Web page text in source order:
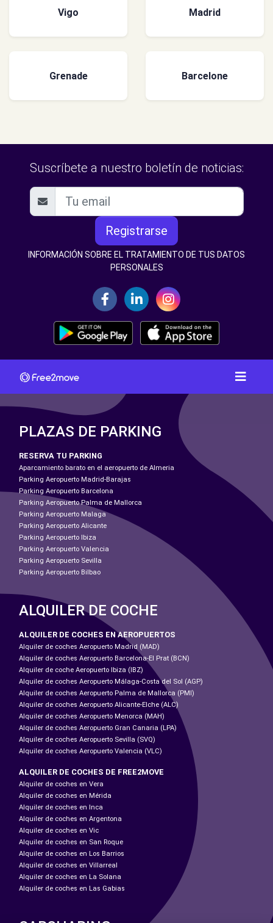
Vigo Madrid
Grenade Barcelone
Suscríbete a nuestro boletín de noticias:
Registrarse
INFORMACIÓN SOBRE EL TRATAMIENTO DE TUS DATOS
PERSONALES
PLAZAS DE PARKING
RESERVA TU PARKING
Aparcamiento barato en el aeropuerto de Almeria
Parking Aeropuerto Madrid-Barajas
Parking Aeropuerto Barcelona
Parking Aeropuerto Palma de Mallorca
Parking Aeropuerto Malaga
Parking Aeropuerto Alicante
Parking Aeropuerto Ibiza
Parking Aeropuerto Valencia
Parking Aeropuerto Sevilla
Parking Aeropuerto Bilbao
ALQUILER DE COCHE
ALQUILER DE COCHES EN AEROPUERTOS
Alquiler de coches Aeropuerto Madrid (MAD)
Alquiler de coches Aeropuerto Barcelona-El Prat (BCN)
Alquiler de coche Aeropuerto Ibiza (IBZ)
Alquiler de coches Aeropuerto Málaga-Costa del Sol (AGP)
Alquiler de coches Aeropuerto Palma de Mallorca (PMI)
Alquiler de coches Aeropuerto Alicante-Elche (ALC)
Alquiler de coches Aeropuerto Menorca (MAH)
Alquiler de coches Aeropuerto Gran Canaria (LPA)
Alquiler de coches Aeropuerto Sevilla (SVQ)
Alquiler de coches Aeropuerto Valencia (VLC)
ALQUILER DE COCHES DE FREE2MOVE
Alquiler de coches en Vera
Alquiler de coches en Mérida
Alquiler de coches en Inca
Alquiler de coches en Argentona
Alquiler de coches en Vic
Alquiler de coches en San Roque
Alquiler de coches en Los Barrios
Alquiler de coches en Villarreal
Alquiler de coches en La Solana
Alquiler de coches en Las Gabias